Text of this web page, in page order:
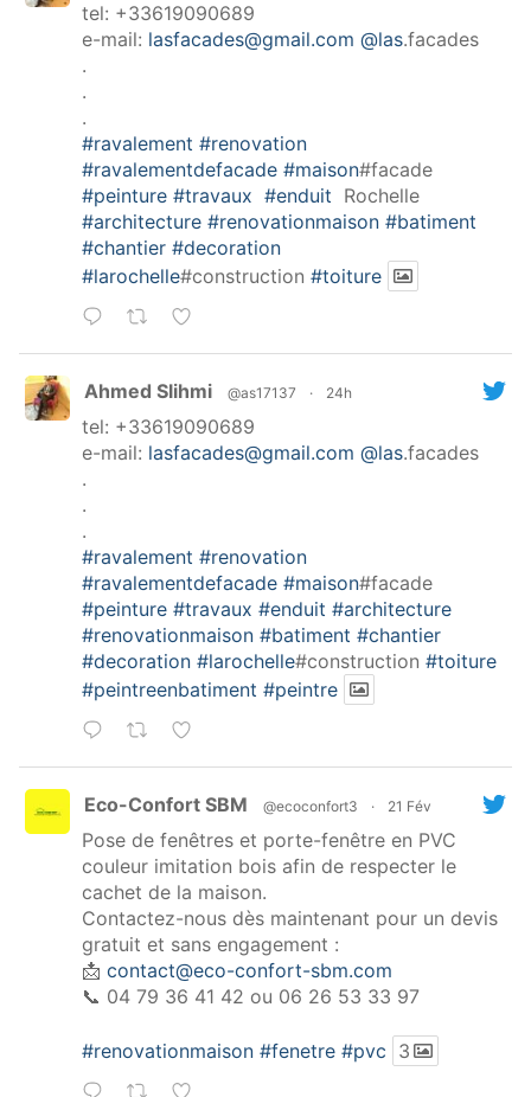
tel: +33619090689
e-mail: lasfacades@gmail.com @las.facades
.
.
.
#ravalement #renovation
#ravalementdefacade #maison#facade
#peinture #travaux #enduit Rochelle
#architecture #renovationmaison #batiment
#chantier #decoration
#larochelle#construction #toiture
Ahmed Slihmi @as17137 · 24h
tel: +33619090689
e-mail: lasfacades@gmail.com @las.facades
.
.
.
#ravalement #renovation
#ravalementdefacade #maison#facade
#peinture #travaux #enduit #architecture
#renovationmaison #batiment #chantier
#decoration #larochelle#construction #toiture
#peintreenbatiment #peintre
Eco-Confort SBM @ecoconfort3 · 21 Fév
Pose de fenêtres et porte-fenêtre en PVC
couleur imitation bois afin de respecter le
cachet de la maison.
Contactez-nous dès maintenant pour un devis
gratuit et sans engagement :
📩 contact@eco-confort-sbm.com
📞 04 79 36 41 42 ou 06 26 53 33 97
#renovationmaison #fenetre #pvc 3